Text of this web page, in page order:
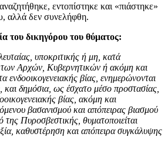
εντοπίστηκε και «πιάστηκε»
αλλά δεν συνελήφθη.
του δικηγόρου του θύματος:
υποκριτικής ή μη, κατά
των Αρχών, Κυβερνητικών ή ακόμη και
ενδοοικογενειακής βίας, ενημερώνονται
και δημόσια, ως έσχατο μέσο προστασίας,
βίας, ακόμη και
βασανισμού και απόπειρας βιασμού
Πυροσβεστικής, θυματοποιείται
καθυστέρηση και απόπειρα συγκάλυψης